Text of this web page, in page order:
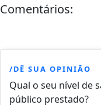
Comentários:
/DÊ SUA OPINIÃO
Qual o seu nível de
público prestado?